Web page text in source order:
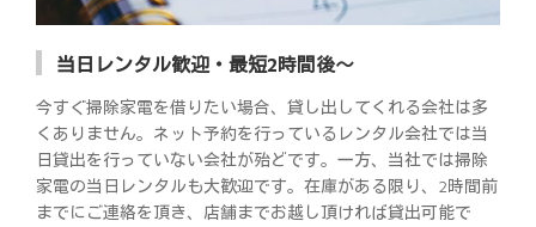
当日レンタル歓迎・最短2時間後～
今すぐ掃除家電を借りたい場合、貸し出してくれる会社は多
くありません。ネット予約を行っているレンタル会社では当
日貸出を行っていない会社が殆どです。一方、当社では掃除
家電の当日レンタルも大歓迎です。在庫がある限り、2時間前
までにご連絡を頂き、店舗までお越し頂ければ貸出可能で